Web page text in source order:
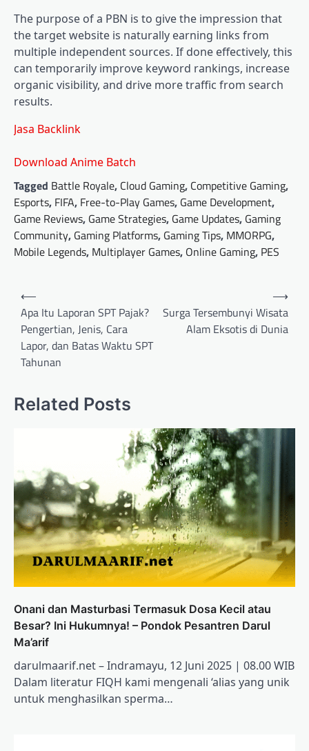
The purpose of a PBN is to give the impression that
the target website is naturally earning links from
multiple independent sources. If done effectively, this
can temporarily improve keyword rankings, increase
organic visibility, and drive more traffic from search
results.
Jasa Backlink
Download Anime Batch
Tagged Battle Royale, Cloud Gaming, Competitive Gaming,
Esports, FIFA, Free-to-Play Games, Game Development,
Game Reviews, Game Strategies, Game Updates, Gaming
Community, Gaming Platforms, Gaming Tips, MMORPG,
Mobile Legends, Multiplayer Games, Online Gaming, PES
Post
navigation
⟵
Apa Itu Laporan SPT Pajak?
Pengertian, Jenis, Cara
Lapor, dan Batas Waktu SPT
Tahunan
Surga Tersembunyi Wisata
Alam Eksotis di Dunia
⟶
Related Posts
Onani dan Masturbasi Termasuk Dosa Kecil atau
Besar? Ini Hukumnya! – Pondok Pesantren Darul
Ma’arif
darulmaarif.net – Indramayu, 12 Juni 2025 | 08.00 WIB
Dalam literatur FIQH kami mengenali ‘alias yang unik
untuk menghasilkan sperma…